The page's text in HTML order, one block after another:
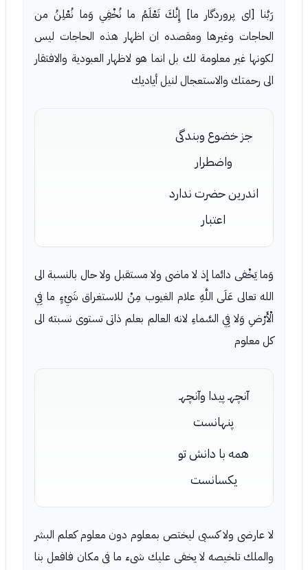
رَبَّنا [اى پروردگار ما] إِنَّكَ تَعْلَمُ ما نُخْفِي وَما نُعْلِنُ من
الحاجات وغيرها ومقصده ان اظهار هذه الحاجات ليس
لكونها غير معلومة لك بل انما هو لاظهار العبودية والافتقار
الى رحمتك والاستعجال لنيل أياديك
جز خضوع وبندگى
واضطرار
اندرين حضرت ندارد
اعتبار
وَما يَخْفى دائما إذ لا ماضى ولا مستقبل ولا حال بالنسبة الى
الله تعالى عَلَى اللَّهِ علام الغيوب مِنْ للاستغراق شَيْءٍ ما فِي
الْأَرْضِ وَلا فِي السَّماءِ لانه العالم بعلم ذاتى تستوى نسبته الى
كل معلوم
آنچهـ پيدا وآنچهـ
پنهانست
همه با دانش تو
يكسانست
لا عارضى ولا كسبى ليختص بمعلوم دون معلوم كعلم البشر
والملك تلخيصه لا يخفى عليك شىء ما فى مكان فافعل بنا